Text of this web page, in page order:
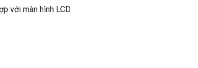
phòng, phòng họp, quán cà phê, hay quán bar.
kích thước màn hình tùy theo khoảng cách chiếu.